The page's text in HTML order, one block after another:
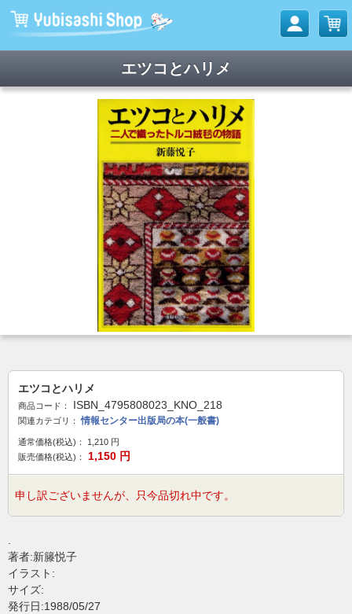
エツコとハリメ
エツコとハリメ
商品コード： ISBN_4795808023_KNO_218
関連カテゴリ： 情報センター出版局の本(一般書)
通常価格(税込)： 1,210 円
販売価格(税込)：
1,150 円
申し訳ございませんが、只今品切れ中です。
著者:新籐悦子
イラスト:
サイズ:
発行日:1988/05/27